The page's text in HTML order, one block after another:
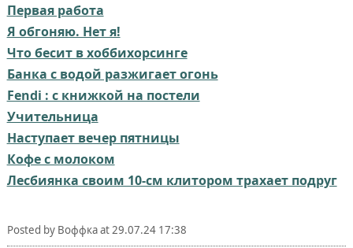
Первая работа
Я обгоняю. Нет я!
Что бесит в хоббихорсинге⁠⁠
Банка с водой разжигает огонь⁠⁠
Fendi : с книжкой на постели
Учительница
Наступает вечер пятницы
Кофе с молоком
Лесбиянка своим 10-см клитором трахает подруг
Posted by Воффкаat 29.07.24 17:38